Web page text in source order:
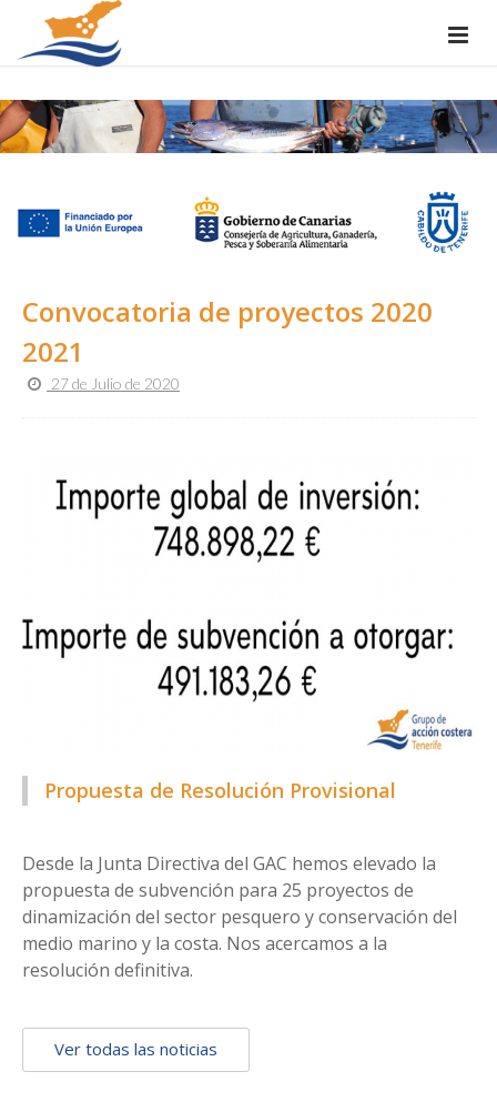
Convocatoria de proyectos 2020
2021
27 de Julio de 2020
Propuesta de Resolución Provisional
Desde la Junta Directiva del GAC hemos elevado la
propuesta de subvención para 25 proyectos de
dinamización del sector pesquero y conservación del
medio marino y la costa. Nos acercamos a la
resolución definitiva.
Ver todas las noticias